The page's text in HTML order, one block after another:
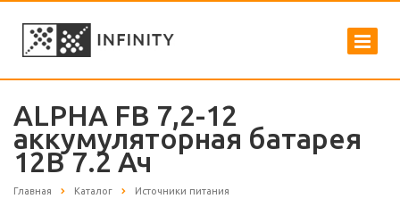
ALPHA FB 7,2-12
аккумуляторная батарея
12В 7.2 Ач
Главная Каталог Источники питания